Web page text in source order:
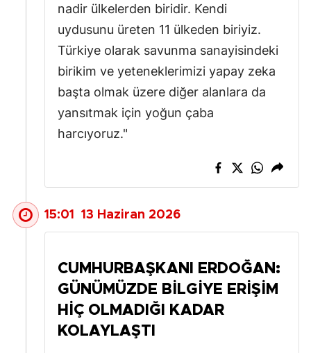
Aksaray
Bayburt
Ardahan
Iğdır
nadir ülkelerden biridir. Kendi
uydusunu üreten 11 ülkeden biriyiz.
Türkiye olarak savunma sanayisindeki
birikim ve yeteneklerimizi yapay zeka
başta olmak üzere diğer alanlara da
yansıtmak için yoğun çaba
harcıyoruz."
15:01 13 Haziran 2026
CUMHURBAŞKANI ERDOĞAN:
GÜNÜMÜZDE BILGIYE ERIŞIM
HIÇ OLMADIĞI KADAR
KOLAYLAŞTI